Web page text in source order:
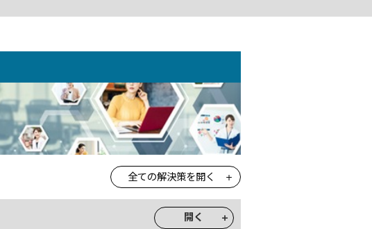
全ての解決策を開く
開く